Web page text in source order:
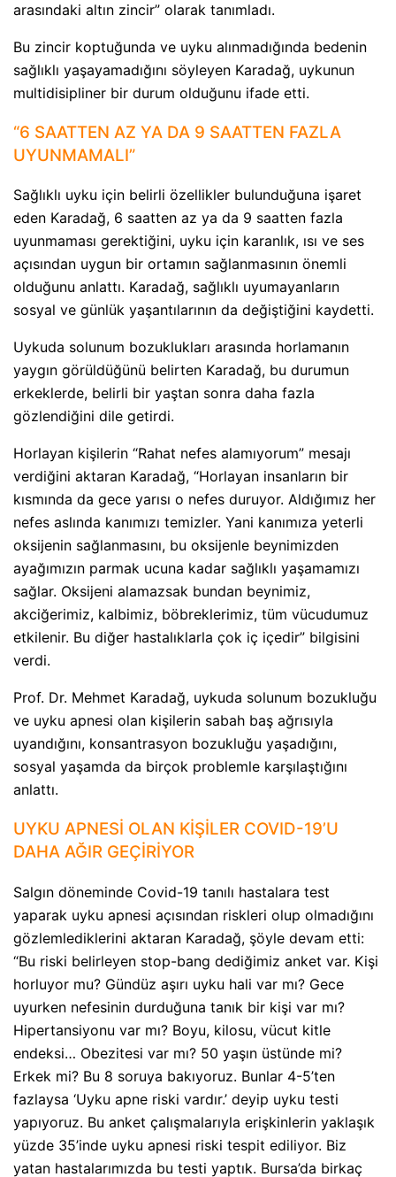
arasındaki altın zincir” olarak tanımladı.
Bu zincir koptuğunda ve uyku alınmadığında bedenin
sağlıklı yaşayamadığını söyleyen Karadağ, uykunun
multidisipliner bir durum olduğunu ifade etti.
“6 SAATTEN AZ YA DA 9 SAATTEN FAZLA
UYUNMAMALI”
Sağlıklı uyku için belirli özellikler bulunduğuna işaret
eden Karadağ, 6 saatten az ya da 9 saatten fazla
uyunmaması gerektiğini, uyku için karanlık, ısı ve ses
açısından uygun bir ortamın sağlanmasının önemli
olduğunu anlattı. Karadağ, sağlıklı uyumayanların
sosyal ve günlük yaşantılarının da değiştiğini kaydetti.
Uykuda solunum bozuklukları arasında horlamanın
yaygın görüldüğünü belirten Karadağ, bu durumun
erkeklerde, belirli bir yaştan sonra daha fazla
gözlendiğini dile getirdi.
Horlayan kişilerin “Rahat nefes alamıyorum” mesajı
verdiğini aktaran Karadağ, “Horlayan insanların bir
kısmında da gece yarısı o nefes duruyor. Aldığımız her
nefes aslında kanımızı temizler. Yani kanımıza yeterli
oksijenin sağlanmasını, bu oksijenle beynimizden
ayağımızın parmak ucuna kadar sağlıklı yaşamamızı
sağlar. Oksijeni alamazsak bundan beynimiz,
akciğerimiz, kalbimiz, böbreklerimiz, tüm vücudumuz
etkilenir. Bu diğer hastalıklarla çok iç içedir” bilgisini
verdi.
Prof. Dr. Mehmet Karadağ, uykuda solunum bozukluğu
ve uyku apnesi olan kişilerin sabah baş ağrısıyla
uyandığını, konsantrasyon bozukluğu yaşadığını,
sosyal yaşamda da birçok problemle karşılaştığını
anlattı.
UYKU APNESİ OLAN KİŞİLER COVID-19’U
DAHA AĞIR GEÇİRİYOR
Salgın döneminde Covid-19 tanılı hastalara test
yaparak uyku apnesi açısından riskleri olup olmadığını
gözlemlediklerini aktaran Karadağ, şöyle devam etti:
“Bu riski belirleyen stop-bang dediğimiz anket var. Kişi
horluyor mu? Gündüz aşırı uyku hali var mı? Gece
uyurken nefesinin durduğuna tanık bir kişi var mı?
Hipertansiyonu var mı? Boyu, kilosu, vücut kitle
endeksi… Obezitesi var mı? 50 yaşın üstünde mi?
Erkek mi? Bu 8 soruya bakıyoruz. Bunlar 4-5’ten
fazlaysa ‘Uyku apne riski vardır.’ deyip uyku testi
yapıyoruz. Bu anket çalışmalarıyla erişkinlerin yaklaşık
yüzde 35’inde uyku apnesi riski tespit ediliyor. Biz
yatan hastalarımızda bu testi yaptık. Bursa’da birkaç